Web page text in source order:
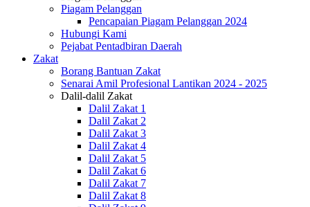
Piagam Pelanggan
Pencapaian Piagam Pelanggan 2024
Hubungi Kami
Pejabat Pentadbiran Daerah
Zakat
Borang Bantuan Zakat
Senarai Amil Profesional Lantikan 2024 - 2025
Dalil-dalil Zakat
Dalil Zakat 1
Dalil Zakat 2
Dalil Zakat 3
Dalil Zakat 4
Dalil Zakat 5
Dalil Zakat 6
Dalil Zakat 7
Dalil Zakat 8